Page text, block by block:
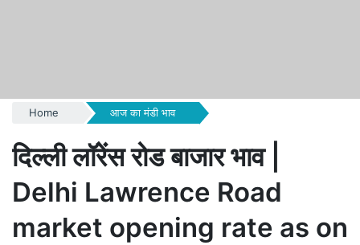
Home आज का मंडी भाव
दिल्ली लॉरेंस रोड बाजार भाव |
Delhi Lawrence Road
market opening rate as on